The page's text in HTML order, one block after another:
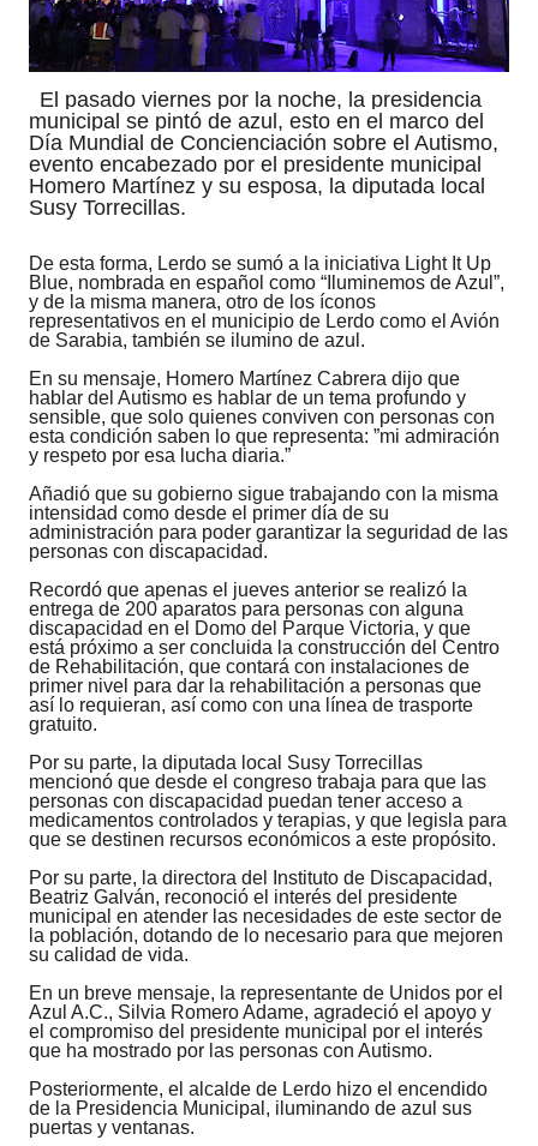
El pasado viernes por la noche, la presidencia
municipal se pintó de azul, esto en el marco del
Día Mundial de Concienciación sobre el Autismo,
evento encabezado por el presidente municipal
Homero Martínez y su esposa, la diputada local
Susy Torrecillas.
De esta forma, Lerdo se sumó a la iniciativa Light It Up
Blue, nombrada en español como “Iluminemos de Azul”,
y de la misma manera, otro de los íconos
representativos en el municipio de Lerdo como el Avión
de Sarabia, también se ilumino de azul.
En su mensaje, Homero Martínez Cabrera dijo que
hablar del Autismo es hablar de un tema profundo y
sensible, que solo quienes conviven con personas con
esta condición saben lo que representa: ”mi admiración
y respeto por esa lucha diaria.”
Añadió que su gobierno sigue trabajando con la misma
intensidad como desde el primer día de su
administración para poder garantizar la seguridad de las
personas con discapacidad.
Recordó que apenas el jueves anterior se realizó la
entrega de 200 aparatos para personas con alguna
discapacidad en el Domo del Parque Victoria, y que
está próximo a ser concluida la construcción del Centro
de Rehabilitación, que contará con instalaciones de
primer nivel para dar la rehabilitación a personas que
así lo requieran, así como con una línea de trasporte
gratuito.
Por su parte, la diputada local Susy Torrecillas
mencionó que desde el congreso trabaja para que las
personas con discapacidad puedan tener acceso a
medicamentos controlados y terapias, y que legisla para
que se destinen recursos económicos a este propósito.
Por su parte, la directora del Instituto de Discapacidad,
Beatriz Galván, reconoció el interés del presidente
municipal en atender las necesidades de este sector de
la población, dotando de lo necesario para que mejoren
su calidad de vida.
En un breve mensaje, la representante de Unidos por el
Azul A.C., Silvia Romero Adame, agradeció el apoyo y
el compromiso del presidente municipal por el interés
que ha mostrado por las personas con Autismo.
Posteriormente, el alcalde de Lerdo hizo el encendido
de la Presidencia Municipal, iluminando de azul sus
puertas y ventanas.